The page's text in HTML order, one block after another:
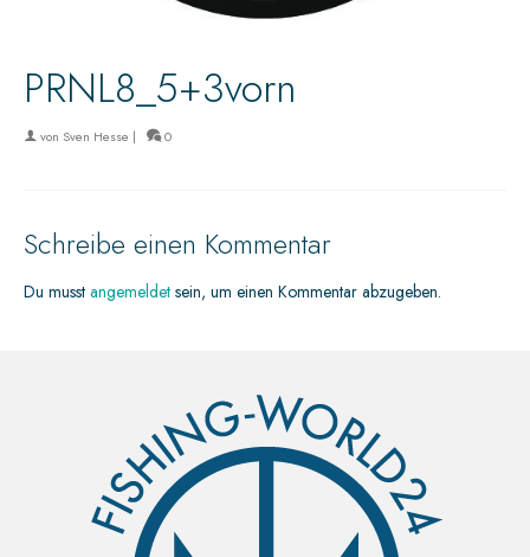
PRNL8_5+3vorn
von Sven Hesse | 0
Schreibe einen Kommentar
Du musst angemeldet sein, um einen Kommentar abzugeben.